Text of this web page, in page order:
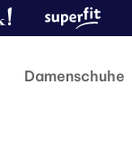
Damenschuhe